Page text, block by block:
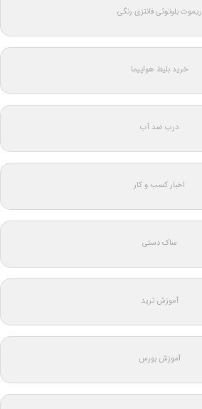
ریموت بلوتوثی فانتزی رنگی
خرید بلیط هواپیما
درب ضد آب
اخبار کسب و کار
ساک دستی
آموزش ترید
آموزش بورس